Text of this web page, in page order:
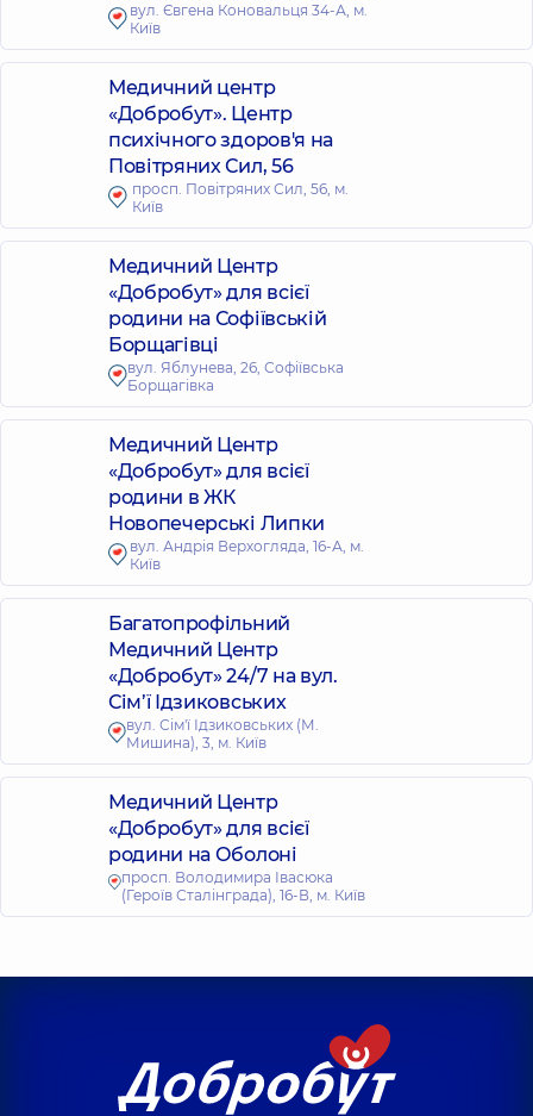
вул. Євгена Коновальця 34-А, м.
Київ
Медичний центр
«Добробут». Центр
психічного здоров'я на
Повітряних Сил, 56
просп. Повітряних Сил, 56, м.
Київ
Медичний Центр
«Добробут» для всієї
родини на Софіївській
Борщагівці
вул. Яблунева, 26, Софіївська
Борщагівка
Медичний Центр
«Добробут» для всієї
родини в ЖК
Новопечерські Липки
вул. Андрія Верхогляда, 16-А, м.
Київ
Багатопрофільний
Медичний Центр
«Добробут» 24/7 на вул.
Сім’ї Ідзиковських
вул. Сім'ї Ідзиковських (М.
Мишина), 3, м. Київ
Медичний Центр
«Добробут» для всієї
родини на Оболоні
просп. Володимира Івасюка
(Героїв Сталінграда), 16-В, м. Київ